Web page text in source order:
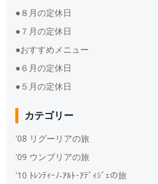
●８月の定休日
●７月の定休日
●おすすめメニュー
●６月の定休日
●５月の定休日
カテゴリー
'08 リグーリアの旅
'09 ウンブリアの旅
'10 ﾄﾚﾝﾃｨｰﾉ‐ｱﾙﾄ･ｱﾃﾞｨｼﾞｪの旅